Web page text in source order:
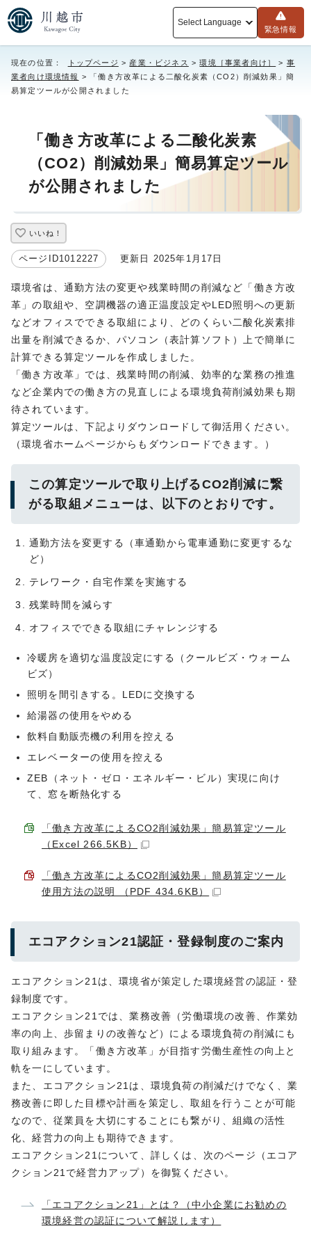
Select Language
緊急情報
現在の位置： トップページ > 産業・ビジネス >環境［事業者向け］ > 事
業者向け環境情報 > 「働き方改革による二酸化炭素（CO2）削減効果」簡
易算定ツールが公開されました
「働き方改革による二酸化炭素
（CO2）削減効果」簡易算定ツール
が公開されました
いいね！
ページID1012227 更新日 2025年1月17日
環境省は、通勤方法の変更や残業時間の削減など「働き方改
革」の取組や、空調機器の適正温度設定やLED照明への更新
などオフィスでできる取組により、どのくらい二酸化炭素排
出量を削減できるか、パソコン（表計算ソフト）上で簡単に
計算できる算定ツールを作成しました。
「働き方改革」では、残業時間の削減、効率的な業務の推進
など企業内での働き方の見直しによる環境負荷削減効果も期
待されています。
算定ツールは、下記よりダウンロードして御活用ください。
（環境省ホームページからもダウンロードできます。）
この算定ツールで取り上げるCO2削減に繋
がる取組メニューは、以下のとおりです。
通勤方法を変更する（車通勤から電車通勤に変更するな
ど）
テレワーク・自宅作業を実施する
残業時間を減らす
オフィスでできる取組にチャレンジする
冷暖房を適切な温度設定にする（クールビズ・ウォーム
ビズ）
照明を間引きする。LEDに交換する
給湯器の使用をやめる
飲料自動販売機の利用を控える
エレベーターの使用を控える
ZEB（ネット・ゼロ・エネルギー・ビル）実現に向け
て、窓を断熱化する
「働き方改革によるCO2削減効果」簡易算定ツール
（Excel 266.5KB）
「働き方改革によるCO2削減効果」簡易算定ツール
使用方法の説明 （PDF 434.6KB）
エコアクション21認証・登録制度のご案内
エコアクション21は、環境省が策定した環境経営の認証・登
録制度です。
エコアクション21では、業務改善（労働環境の改善、作業効
率の向上、歩留まりの改善など）による環境負荷の削減にも
取り組みます。「働き方改革」が目指す労働生産性の向上と
軌を一にしています。
また、エコアクション21は、環境負荷の削減だけでなく、業
務改善に即した目標や計画を策定し、取組を行うことが可能
なので、従業員を大切にすることにも繋がり、組織の活性
化、経営力の向上も期待できます。
エコアクション21について、詳しくは、次のページ（エコア
クション21で経営力アップ）を御覧ください。
「エコアクション21」とは？（中小企業にお勧めの
環境経営の認証について解説します）